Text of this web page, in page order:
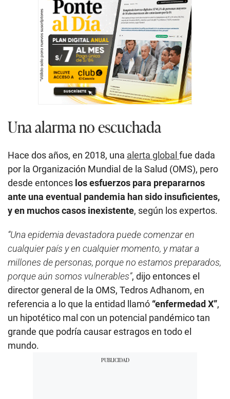
Una alarma no escuchada
Hace dos años, en 2018, una alerta global fue dada
por la Organización Mundial de la Salud (OMS), pero
desde entonces los esfuerzos para prepararnos
ante una eventual pandemia han sido insuficientes,
y en muchos casos inexistente, según los expertos.
“Una epidemia devastadora puede comenzar en
cualquier país y en cualquier momento, y matar a
millones de personas, porque no estamos preparados,
porque aún somos vulnerables”, dijo entonces el
director general de la OMS, Tedros Adhanom, en
referencia a lo que la entidad llamó “enfermedad X”,
un hipotético mal con un potencial pandémico tan
grande que podría causar estragos en todo el
mundo.